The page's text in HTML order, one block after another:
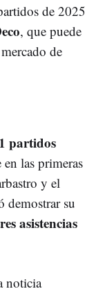
de 2025
, que puede
de
partidos
las primeras
y el
demostrar su
asistencias
noticia